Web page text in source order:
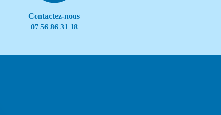
Contactez-nous
07 56 86 31 18